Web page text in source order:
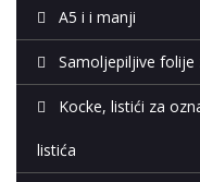
A5 i i manji
Samoljepiljive folije
Kocke, listići za
listića